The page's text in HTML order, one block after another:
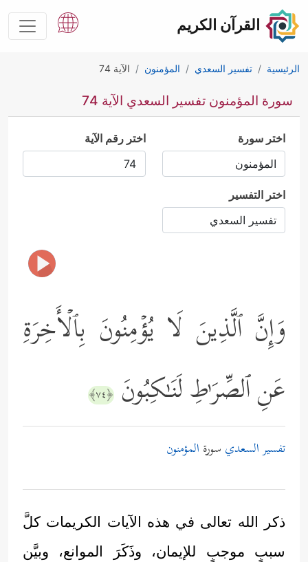
القرآن الكريم
الرئيسية تفسير السعدي المؤمنون الآية 74
سورة المؤمنون تفسير السعدي الآية 74
اختر سورة اختر رقم الآية
اختر التفسير
وَإِنَّ ٱلَّذِینَ لَا یُؤۡمِنُونَ بِٱلۡأَخِرَةِ
عَنِ ٱلصِّرَ ٰ⁠طِ لَنَـٰكِبُونَ ﴿٧٤﴾
تفسير السعدي سورة المؤمنون
ذكر الله تعالى في هذه الآيات الكريمات كلَّ
سببٍ موجبٍ للإيمان، وذَكَرَ الموانع، وبيَّن